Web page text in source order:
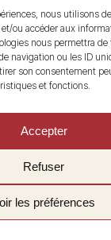
nous utilisons
ou accéder aux
nous permettra de
navigation ou les ID
son consentement
et fonctions.
Accepter
Refuser
les préférences
fermière »
ou « Ferme de…
entendre
est réservée
transformant
fermière
peut
dispositions du
les ateliers